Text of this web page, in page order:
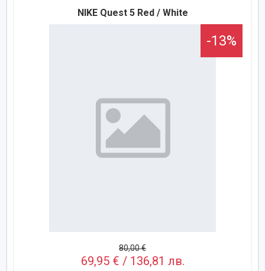
NIKE Quest 5 Red / White
-13%
80,00 €
69,95 € / 136,81 лв.